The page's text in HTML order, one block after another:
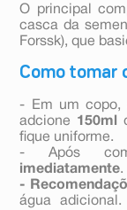
O principal
casca da
Forssk), que
Como tomar
- Em um copo,
adcione 150ml
fique uniforme.
- Após
imediatamente.
-
água